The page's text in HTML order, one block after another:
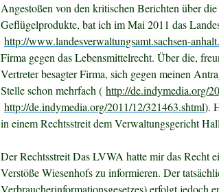
Angestoßen von den kritischen Berichten über
Geflügelprodukte, bat ich im Mai 2011 das
http://www.landesverwaltungsamt.sachsen-
Firma gegen das Lebensmittelrecht. Über die,
Vertreter besagter Firma, sich gegen meinen
Stelle schon mehrfach ( http://de.indymedia.org/
http://de.indymedia.org/2011/12/321463.shtml).
in einem Rechtsstreit dem Verwaltungsgericht
Der RechtsstreitDas LVWA hatte mir das Recht
Verstöße Wiesenhofs zu informieren. Der
Verbraucherinformationsgesetzes) erfolgt jedoch